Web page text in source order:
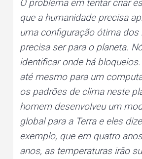
O problema em tentar criar
que a humanidade precisa
uma configuração ótima dos
precisa ser para o planeta.
identificar onde há
até mesmo para um
os padrões de clima neste
homem desenvolveu um
global para a Terra e eles
exemplo, que em quatro
anos, as temperaturas irão